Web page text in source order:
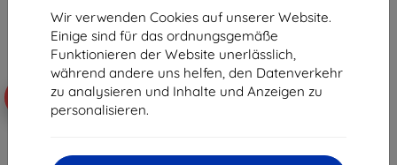
Wir verwenden Cookies auf unserer Website.
Einige sind für das ordnungsgemäße
Funktionieren der Website unerlässlich,
während andere uns helfen, den Datenverkehr
zu analysieren und Inhalte und Anzeigen zu
personalisieren.